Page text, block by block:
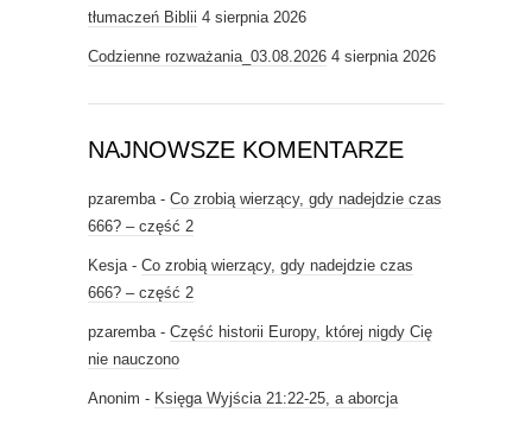
tłumaczeń Biblii 4 sierpnia 2026
Codzienne rozważania_03.08.2026 4 sierpnia 2026
NAJNOWSZE KOMENTARZE
pzaremba - Co zrobią wierzący, gdy nadejdzie czas
666? – część 2
Kesja - Co zrobią wierzący, gdy nadejdzie czas
666? – część 2
pzaremba - Część historii Europy, której nigdy Cię
nie nauczono
Anonim - Księga Wyjścia 21:22-25, a aborcja